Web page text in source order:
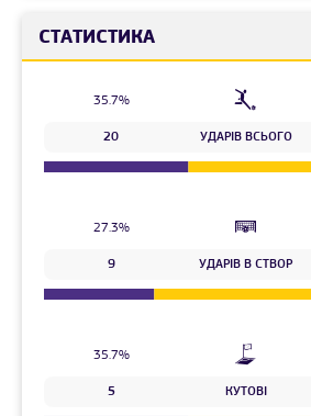
СТАТИСТИКА
35.7%
20 УДАРІВ ВСЬОГО
27.3%
9 УДАРІВ В СТВОР
35.7%
5 КУТОВІ